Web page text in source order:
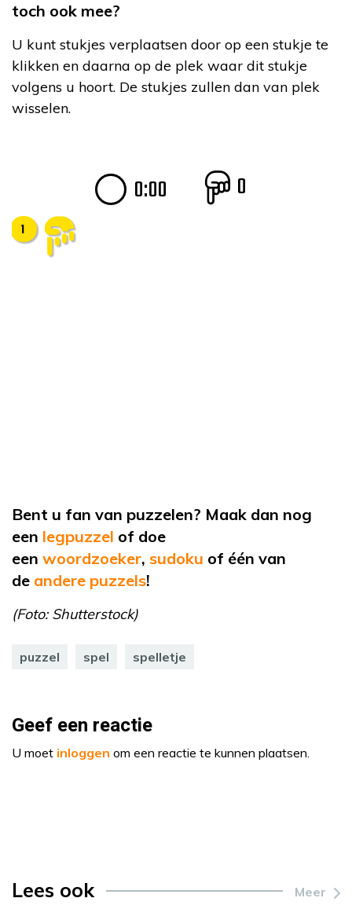
toch ook mee?
U kunt stukjes verplaatsen door op een stukje te
klikken en daarna op de plek waar dit stukje
volgens u hoort. De stukjes zullen dan van plek
wisselen.
Bent u fan van puzzelen? Maak dan nog
een legpuzzel of doe
een woordzoeker, sudoku of één van
de andere puzzels!
(Foto: Shutterstock)
puzzel spel spelletje
Geef een reactie
U moet inloggen om een reactie te kunnen plaatsen.
Lees ook Meer